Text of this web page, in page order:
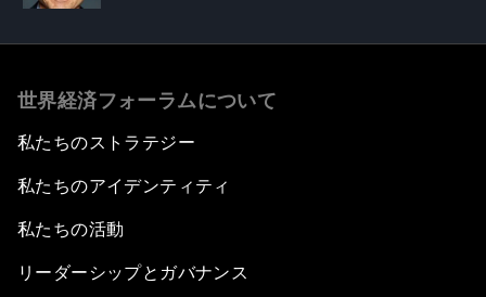
世界経済フォーラムについて
私たちのストラテジー
私たちのアイデンティティ
私たちの活動
リーダーシップとガバナンス